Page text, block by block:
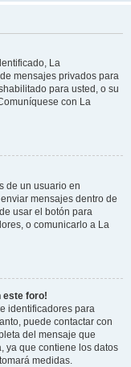
La
mensajes privados para
para usted, o su
con La
de un usuario en
mensajes dentro de
usar el botón para
o comunicarlo a La
este foro!
identificadores para
puede contactar con
del mensaje que
ya que contiene los datos
medidas.